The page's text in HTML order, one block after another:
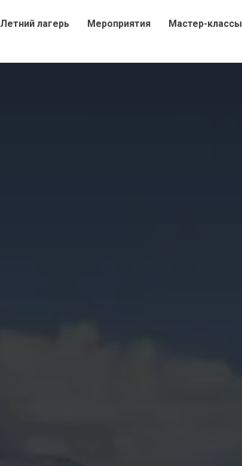
Летний лагерь Мероприятия Мастер-классы